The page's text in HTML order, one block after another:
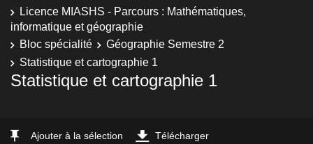
Licence MIASHS - Parcours : Mathématiques,
informatique et géographie
Bloc spécialité
Géographie Semestre 2
Statistique et cartographie 1
Statistique et cartographie 1
Ajouter à la sélection Télécharger